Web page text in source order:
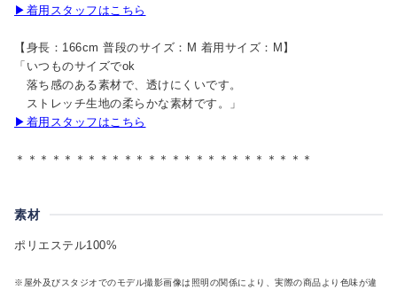
▶着用スタッフはこちら
【身長：166cm 普段のサイズ：M 着用サイズ：M】
「いつものサイズでok
落ち感のある素材で、透けにくいです。
ストレッチ生地の柔らかな素材です。」
▶着用スタッフはこちら
＊＊＊＊＊＊＊＊＊＊＊＊＊＊＊＊＊＊＊＊＊＊＊＊＊
素材
ポリエステル100%
※屋外及びスタジオでのモデル撮影画像は照明の関係により、実際の商品より色味が違